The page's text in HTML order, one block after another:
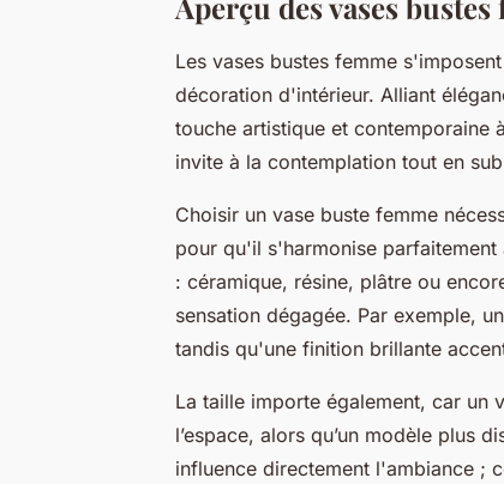
Les vases bustes femme
décoration d'intérieur. Alliant
touche artistique et contemporaine
invite à la contemplation tout en
Choisir un vase buste femme
pour qu'il s'harmonise
: céramique, résine, plâtre ou
sensation dégagée. Par exemple,
tandis qu'une finition brillante
La taille importe également, car un
l’espace, alors qu’un modèle plus
influence directement l'ambiance ;